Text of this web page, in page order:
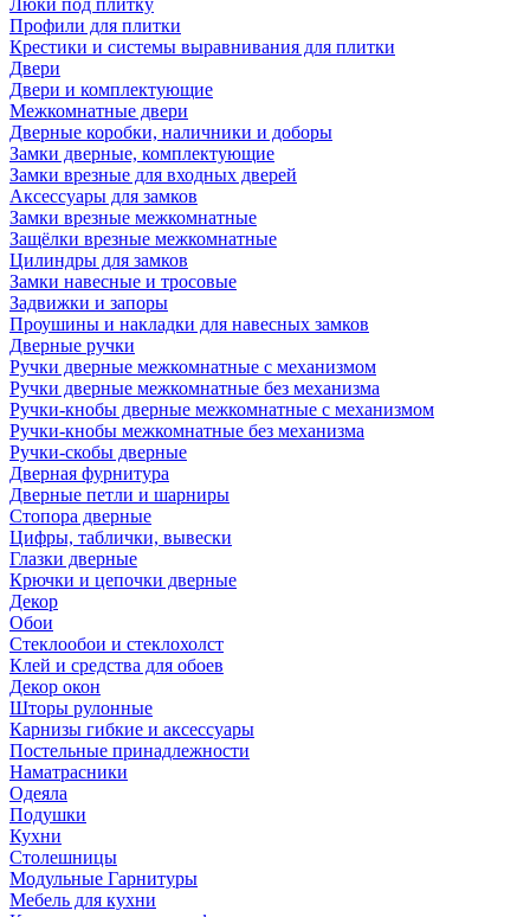
Люки под плитку
Профили для плитки
Крестики и системы выравнивания для плитки
Двери
Двери и комплектующие
Межкомнатные двери
Дверные коробки, наличники и доборы
Замки дверные, комплектующие
Замки врезные для входных дверей
Аксессуары для замков
Замки врезные межкомнатные
Защёлки врезные межкомнатные
Цилиндры для замков
Замки навесные и тросовые
Задвижки и запоры
Проушины и накладки для навесных замков
Дверные ручки
Ручки дверные межкомнатные с механизмом
Ручки дверные межкомнатные без механизма
Ручки-кнобы дверные межкомнатные с механизмом
Ручки-кнобы межкомнатные без механизма
Ручки-скобы дверные
Дверная фурнитура
Дверные петли и шарниры
Стопора дверные
Цифры, таблички, вывески
Глазки дверные
Крючки и цепочки дверные
Декор
Обои
Стеклообои и стеклохолст
Клей и средства для обоев
Декор окон
Шторы рулонные
Карнизы гибкие и аксессуары
Постельные принадлежности
Наматрасники
Одеяла
Подушки
Кухни
Столешницы
Модульные Гарнитуры
Мебель для кухни